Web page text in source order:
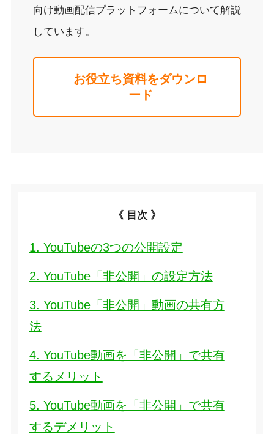
向け動画配信プラットフォームについて解説
しています。
お役立ち資料をダウンロ
ード
《 目次 》
1. YouTubeの3つの公開設定
2. YouTube「非公開」の設定方法
3. YouTube「非公開」動画の共有方
法
4. YouTube動画を「非公開」で共有
するメリット
5. YouTube動画を「非公開」で共有
するデメリット